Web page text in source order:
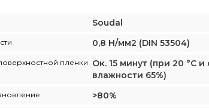
Soudal
0,8 Н/мм2 (DIN 53504)
пленки
Ок. 15 минут (при 20 °C и
влажности 65%)
>80%